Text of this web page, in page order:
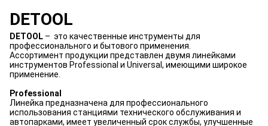
DETOOL
DETOОL – это качественные инструменты для
профессионального и бытового применения.
Ассортимент продукции представлен двумя линейками
инструментов Professional и Universal, имеющими широкое
применение.
Professional
Линейка предназначена для профессионального
использования станциями технического обслуживания и
автопарками, имеет увеличенный срок службы, улучшенные